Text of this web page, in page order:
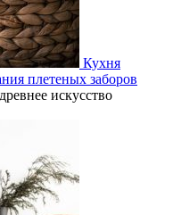
Кухня
плетеных заборов
искусство